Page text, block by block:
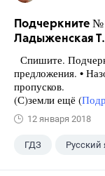
Подчеркните №
Ладыженская
Спишите.
предложения. •
пропусков.
(С)земли ещё (
12 января 2018
ГДЗ Русский